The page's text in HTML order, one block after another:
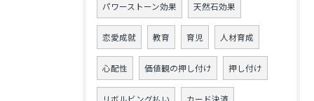
パワーストーン効果 天然石効果
恋愛成就 教育 育児 人材育成
心配性 価値観の押し付け 押し付け